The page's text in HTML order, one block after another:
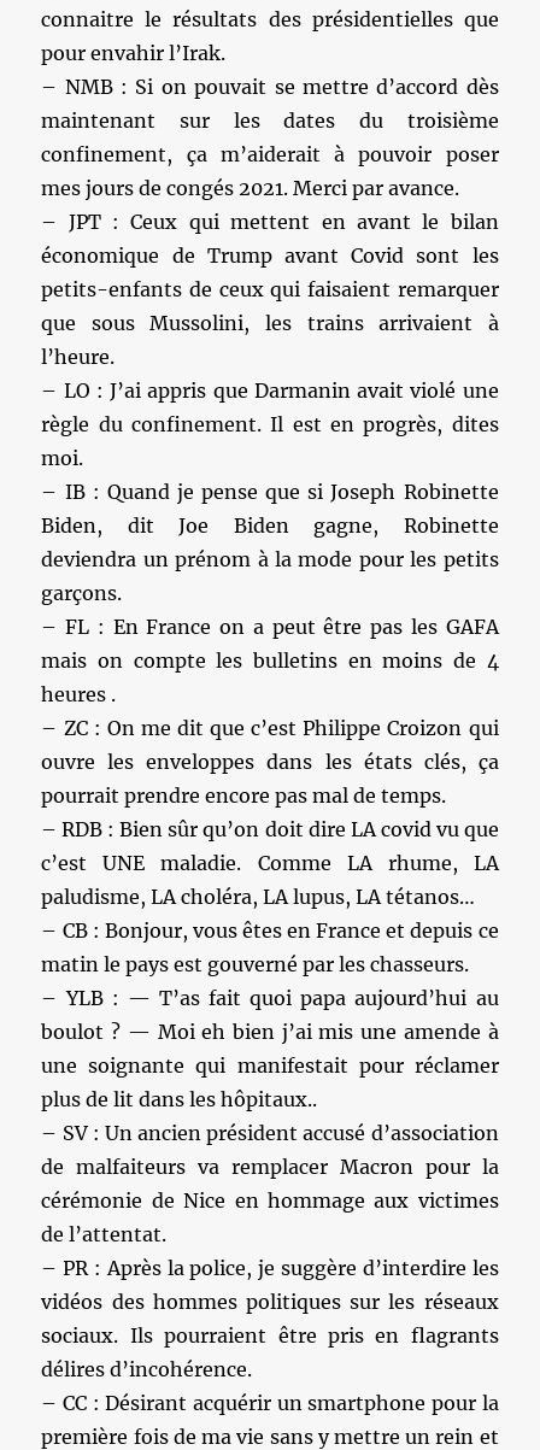
connaitre le résultats des présidentielles que
pour envahir l’Irak.
– NMB : Si on pouvait se mettre d’accord dès
maintenant sur les dates du troisième
confinement, ça m’aiderait à pouvoir poser
mes jours de congés 2021. Merci par avance.
– JPT : Ceux qui mettent en avant le bilan
économique de Trump avant Covid sont les
petits-enfants de ceux qui faisaient remarquer
que sous Mussolini, les trains arrivaient à
l’heure.
– LO : J’ai appris que Darmanin avait violé une
règle du confinement. Il est en progrès, dites
moi.
– IB : Quand je pense que si Joseph Robinette
Biden, dit Joe Biden gagne, Robinette
deviendra un prénom à la mode pour les petits
garçons.
– FL : En France on a peut être pas les GAFA
mais on compte les bulletins en moins de 4
heures .
– ZC : On me dit que c’est Philippe Croizon qui
ouvre les enveloppes dans les états clés, ça
pourrait prendre encore pas mal de temps.
– RDB : Bien sûr qu’on doit dire LA covid vu que
c’est UNE maladie. Comme LA rhume, LA
paludisme, LA choléra, LA lupus, LA tétanos…
– CB : Bonjour, vous êtes en France et depuis ce
matin le pays est gouverné par les chasseurs.
– YLB : — T’as fait quoi papa aujourd’hui au
boulot ? — Moi eh bien j’ai mis une amende à
une soignante qui manifestait pour réclamer
plus de lit dans les hôpitaux..
– SV : Un ancien président accusé d’association
de malfaiteurs va remplacer Macron pour la
cérémonie de Nice en hommage aux victimes
de l’attentat.
– PR : Après la police, je suggère d’interdire les
vidéos des hommes politiques sur les réseaux
sociaux. Ils pourraient être pris en flagrants
délires d’incohérence.
– CC : Désirant acquérir un smartphone pour la
première fois de ma vie sans y mettre un rein et